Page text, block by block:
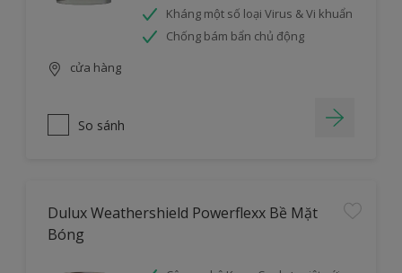
Kháng một số loại Virus & Vi khuẩn
Chống bám bẩn chủ động
cửa hàng
So sánh
Dulux Weathershield Powerflexx Bề Mặt
Bóng